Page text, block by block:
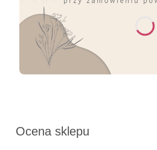
Ocena sklepu